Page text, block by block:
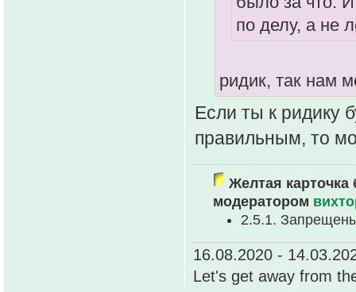
по делу, а не
ридик, так нам
Если ты к ридику
правильным, то
Желтая карточка
модератором
2.5.1.
16.08.2020 -
Let's get away from